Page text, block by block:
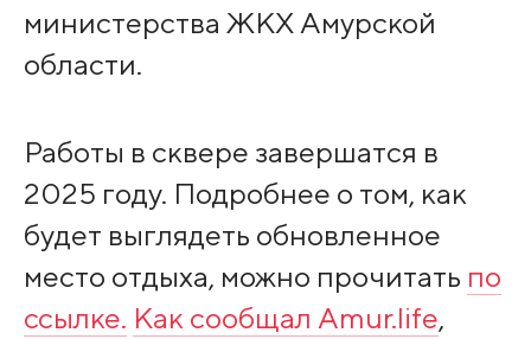
министерства ЖКХ Амурской
области.
Работы в сквере завершатся в
2025 году. Подробнее о том, как
будет выглядеть обновленное
место отдыха, можно прочитать по
ссылке. Как сообщал Amur.life,